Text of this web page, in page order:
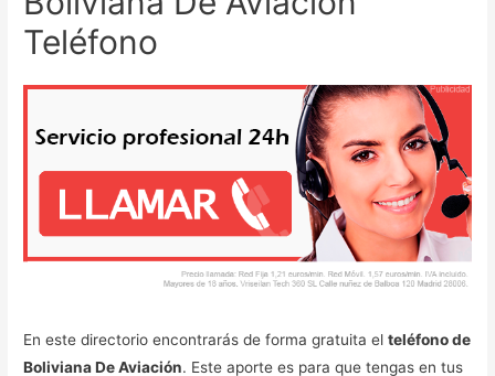
Teléfono
En este directorio encontrarás de forma gratuita elteléfono de
Boliviana De Aviación. Este aporte es para que tengas en tus